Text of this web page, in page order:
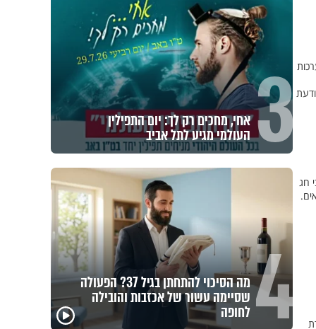
חג
3 אחי, מחכים רק לך: יום התפילין
העולמי מגיע לתל אביב
4 מה הסיכוי להתחתן בגיל 37? הפעולה
שסיימה עשור של אכזבות והובילה
לחופה